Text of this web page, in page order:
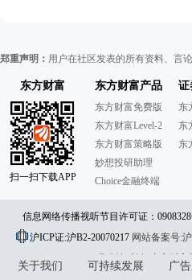
郑重声明： 用户在社区发表的所有资料、言
东方财富
扫一扫下载APP
东方财富产品
东方财富免费版
东方财富Level-2
东方财富策略版
妙想投研助理
Choice金融终端
证
东
东
东
信息网络传播视听节目许可证：
913101046312860336 违法和不良信
沪ICP证:沪B2-20070217 网站备案号:
31010402000120号版权所有:东方财
关于我们 可持续发展 广